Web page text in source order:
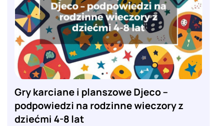
Gry karciane i planszowe Djeco –
podpowiedzi na rodzinne wieczory z
dziećmi 4-8 lat